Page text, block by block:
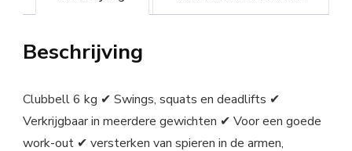
Beschrijving
Clubbell 6 kg ✔ Swings, squats en deadlifts ✔
Verkrijgbaar in meerdere gewichten ✔ Voor een goede
work-out ✔ versterken van spieren in de armen,